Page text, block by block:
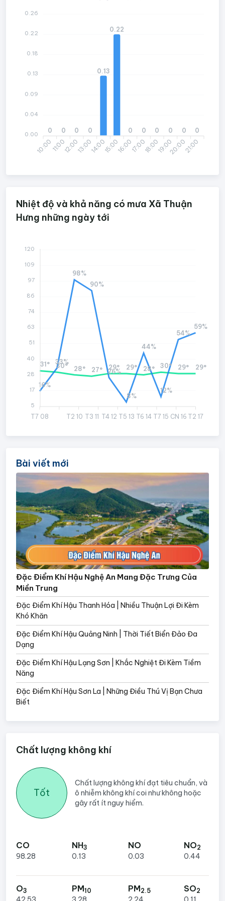
10:0011:0012:0013:0014:0015:0016:0017:0018:0019:0020:0021:00
0 0 0 0
0.13
0.22
0 0 0 0 0 0
0.26
0.22
0.18
0.13
0.09
0.04
0.00
Nhiệt độ và khả năng có mưa Xã Thuận
Hưng những ngày tới
T7 08 T2 10 T3 11 T4 12 T5 13 T6 14 T7 15 CN 16 T2 17
31° 30° 28° 27° 29° 29° 28° 30° 29° 29°
16%
33%
98%
90%
26%
8%
44%
12%
54%
59%
120
109
97
86
74
63
51
40
28
17
5
Bài viết mới
Đặc Điểm Khí Hậu Nghệ An Mang Đặc Trưng Của
Miền Trung
Đặc Điểm Khí Hậu Thanh Hóa | Nhiều Thuận Lợi Đi Kèm
Khó Khăn
Đặc Điểm Khí Hậu Quảng Ninh | Thời Tiết Biển Đảo Đa
Dạng
Đặc Điểm Khí Hậu Lạng Sơn | Khắc Nghiệt Đi Kèm Tiềm
Năng
Đặc Điểm Khí Hậu Sơn La | Những Điều Thú Vị Bạn Chưa
Biết
Chất lượng không khí
Tốt
Chất lượng không khí đạt tiêu chuẩn, và
ô nhiễm không khí coi như không hoặc
gây rất ít nguy hiểm.
CO
98.28
NH3
0.13
NO
0.03
NO2
0.44
O3 PM10 PM2.5 SO2